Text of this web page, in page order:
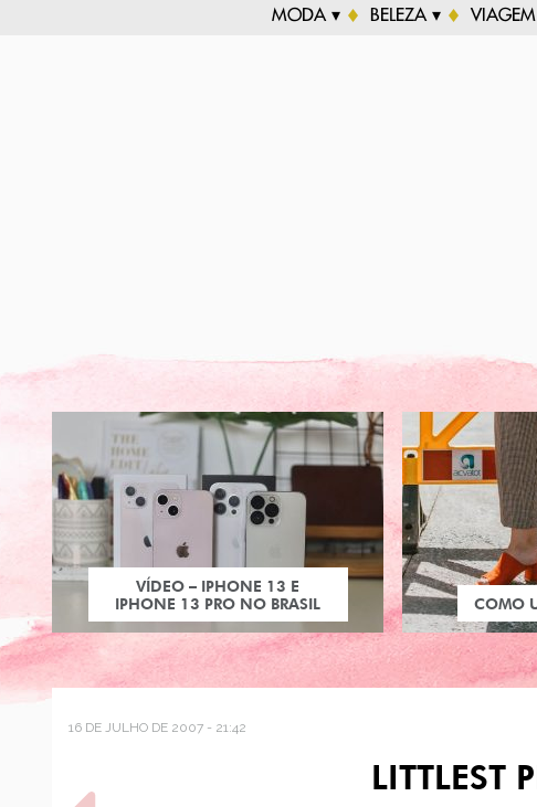
MODA ▾ BELEZA ▾
VÍDEO – IPHONE 13 E
IPHONE 13 PRO NO BRASIL
COMO
16 DE JULHO DE 2007 - 21:42
LITTLEST